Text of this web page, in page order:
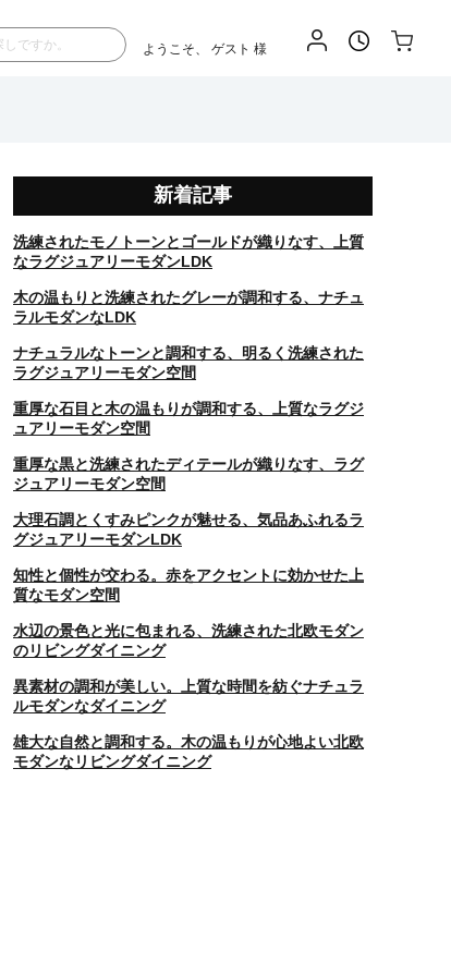
ようこそ、 ゲスト 様
新着記事
洗練されたモノトーンとゴールドが織りなす、上質
なラグジュアリーモダンLDK
木の温もりと洗練されたグレーが調和する、ナチュ
ラルモダンなLDK
ナチュラルなトーンと調和する、明るく洗練された
ラグジュアリーモダン空間
重厚な石目と木の温もりが調和する、上質なラグジ
ュアリーモダン空間
重厚な黒と洗練されたディテールが織りなす、ラグ
ジュアリーモダン空間
大理石調とくすみピンクが魅せる、気品あふれるラ
グジュアリーモダンLDK
知性と個性が交わる。赤をアクセントに効かせた上
質なモダン空間
水辺の景色と光に包まれる、洗練された北欧モダン
のリビングダイニング
異素材の調和が美しい。上質な時間を紡ぐナチュラ
ルモダンなダイニング
雄大な自然と調和する。木の温もりが心地よい北欧
モダンなリビングダイニング